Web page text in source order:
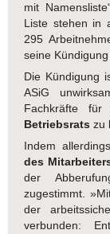
mit
Liste stehen in
295
seine
Die Kündigung
ASiG
Fachkräfte für
Betriebsrats zu
Indem
des
der
zugestimmt.
der
verbunden: